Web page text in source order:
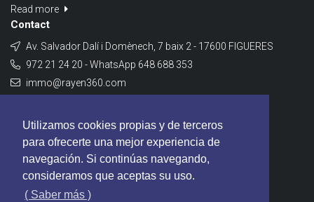
Utilizamos cookies propias y de terceros
para ofrecerte una mejor experiencia de
navegación. Si continúas navegando,
consideramos que aceptas su uso.
( Saber más )
Read more
Contact
Av. Salvador Dalí i Domènech, 7 baix 2 - 17600 FIGUERES
972 21 24 20 - WhatsApp 648 688 353
immo@rayen360.com